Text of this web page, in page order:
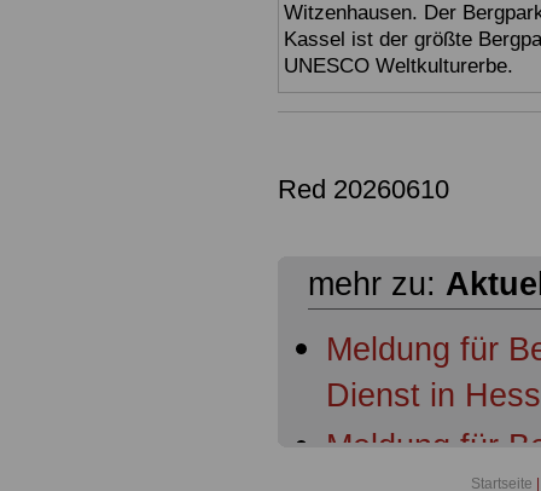
Witzenhausen. Der
Kassel ist der größte
UNESCO Weltkulturerbe.
Red 20260610
mehr zu:
Meldung für
Dienst in
Meldung für
Startseite